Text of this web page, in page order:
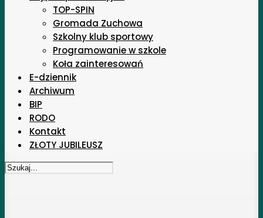
TOP-SPIN
Gromada Zuchowa
Szkolny klub sportowy
Programowanie w szkole
Koła zainteresowań
E-dziennik
Archiwum
BIP
RODO
Kontakt
ZŁOTY JUBILEUSZ